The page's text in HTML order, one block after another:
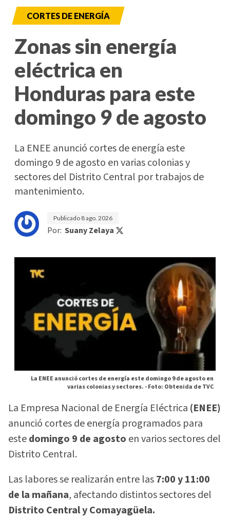
CORTES DE ENERGÍA
Zonas sin energía
eléctrica en
Honduras para este
domingo 9 de agosto
La ENEE anunció cortes de energía este
domingo 9 de agosto en varias colonias y
sectores del Distrito Central por trabajos de
mantenimiento.
Publicado 8 ago. 2026
Por: Suany Zelaya
La ENEE anunció cortes de energía este domingo 9 de agosto en
varias colonias y sectores. -Foto: Obtenida de TVC
La Empresa Nacional de Energía Eléctrica (ENEE)
anunció cortes de energía programados para
estedomingo 9 de agosto en varios sectores del
Distrito Central.
Las labores se realizarán entre las7:00 y 11:00
de la mañana, afectando distintos sectores del
Distrito Central y Comayagüela.